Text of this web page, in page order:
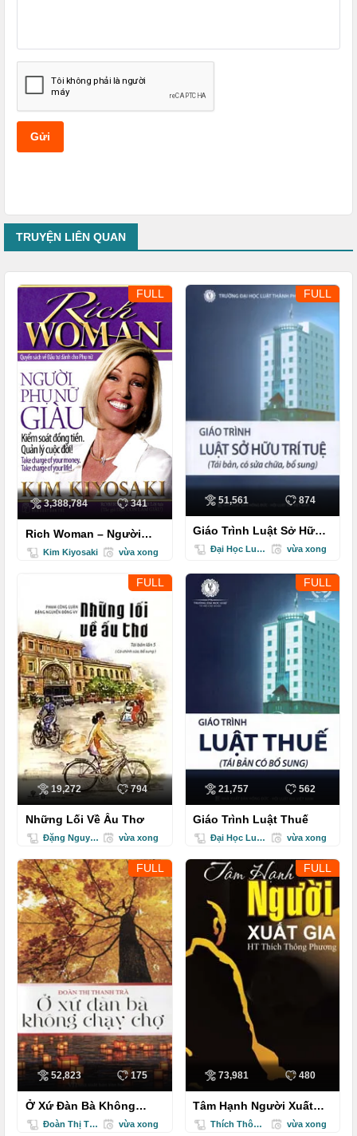
Gửi
TRUYỆN LIÊN QUAN
FULL
3,388,784 341
Rich Woman – Người
Phụ Nữ Giàu - Kiểm Soát
Đồng Tiền –...
Kim Kiyosaki vừa xong
FULL
51,561 874
Giáo Trình Luật Sở Hữu
Trí Tuệ
Đại Học Luật TPHCM vừa xong
FULL
19,272 794
Những Lối Về Ấu Thơ
Đặng Nguyễn Đông Vy vừa xong
FULL
21,757 562
Giáo Trình Luật Thuế
Đại Học Luật TPHCM vừa xong
FULL
52,823 175
Ở Xứ Đàn Bà Không
Chạy Chợ
Đoàn Thị Thanh Trà vừa xong
FULL
73,981 480
Tâm Hạnh Người Xuất
Gia
Thích Thông Phương vừa xong
3,388,778 542